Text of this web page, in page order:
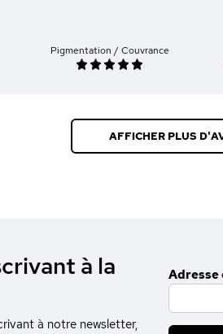
Pigmentation / Couvrance
AFFICHER PLUS
à la
à notre newsletter,
Adresse